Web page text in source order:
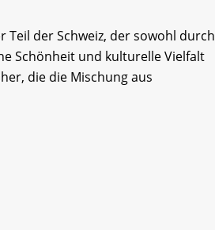
der Schweiz, der sowohl durch
Schönheit und kulturelle Vielfalt
die die Mischung aus